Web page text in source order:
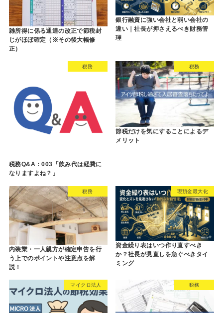
雑所得に係る通達の改正で節税封
じがほぼ確定（※その後大幅修
正）
銀行融資に強い会社と弱い会社の
違い｜社長が押さえるべき財務管
理
税務
税務Q&A：003「飲み代は経費に
なりますよね？」
税務
節税だけを気にすることによるデ
メリット
税務
内装業・一人親方が確定申告を行
う上でのポイントや注意点を解
説！
現預金最大化
資金繰り表はいつ作り直すべき
か？社長が見直しを急ぐべきタイ
ミング
マイクロ法人 税務